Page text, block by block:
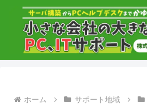
ホーム サポート地域